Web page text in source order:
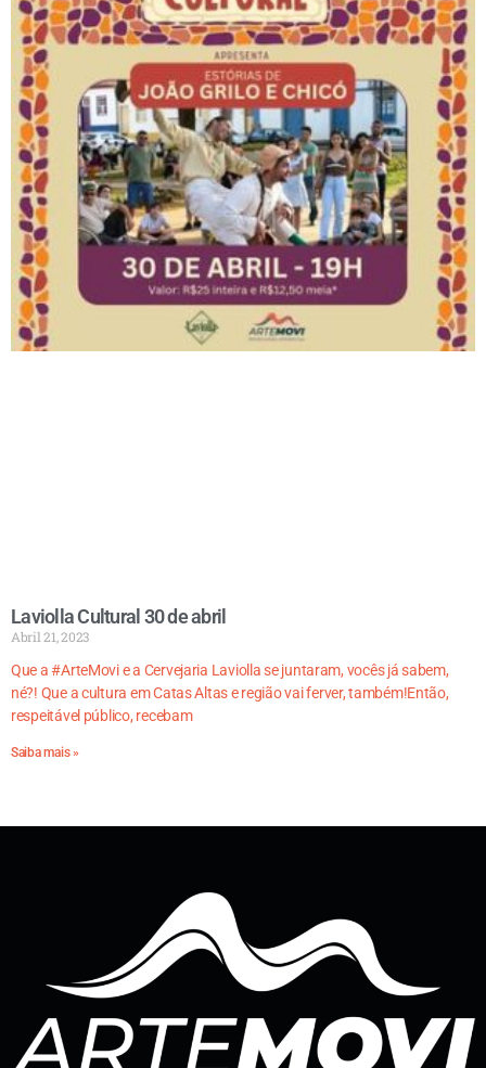
Laviolla Cultural 30 de abril
Abril 21, 2023
Que a #ArteMovi e a Cervejaria Laviolla se juntaram, vocês já sabem,
né?! Que a cultura em Catas Altas e região vai ferver, também!Então,
respeitável público, recebam
Saiba mais »